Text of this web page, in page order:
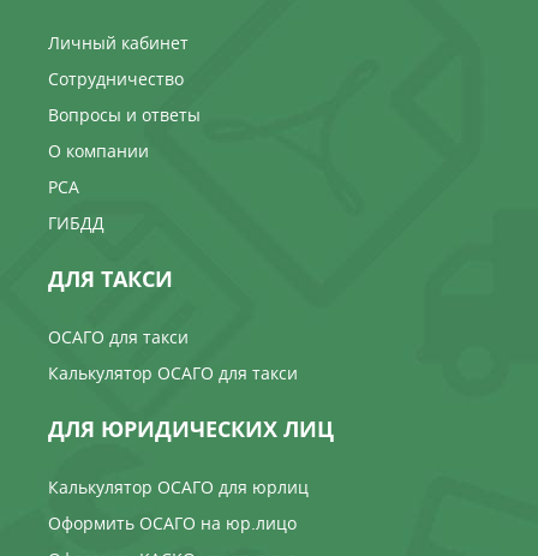
Личный кабинет
Сотрудничество
Вопросы и ответы
О компании
РСА
ГИБДД
ДЛЯ ТАКСИ
ОСАГО для такси
Калькулятор ОСАГО для такси
ДЛЯ ЮРИДИЧЕСКИХ ЛИЦ
Калькулятор ОСАГО для юрлиц
Оформить ОСАГО на юр.лицо